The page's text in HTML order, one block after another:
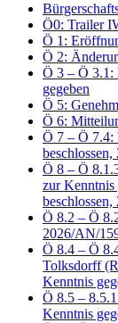
Ö0: Trailer
Ö 1:
Ö 2:
Ö 3 – Ö 3.1:
gegeben
Ö 5:
Ö 6:
Ö 7 – Ö 7.4:
Ö 8 – Ö
zur
Ö 8.2 – Ö
2026/AN/
Ö 8.4 – Ö
Tolksdorff
Kenntnis
Ö 8.5 –
Kenntnis